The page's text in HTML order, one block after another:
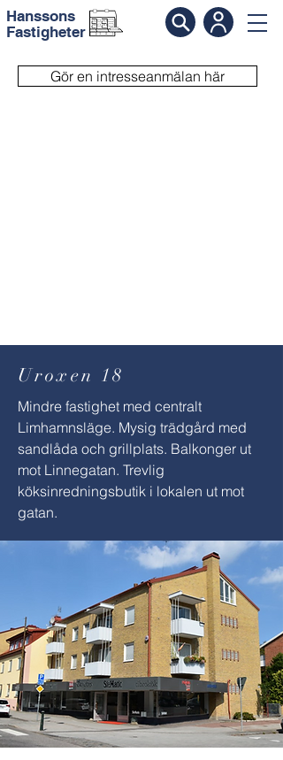
Hanssons
Fastigheter
Gör en intresseanmälan här
Uroxen 18
Mindre fastighet med centralt
Limhamnsläge. Mysig trädgård med
sandlåda och grillplats. Balkonger ut
mot Linnegatan. Trevlig
köksinredningsbutik i lokalen ut mot
gatan.